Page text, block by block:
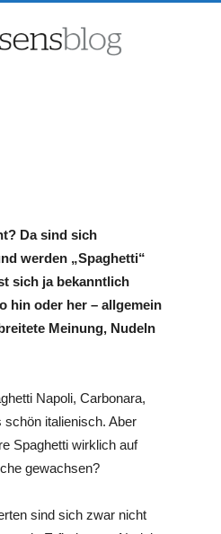
Da sind sich
werden „Spaghetti“
sich ja bekanntlich
hin oder her – allgemein
Meinung, Nudeln
Napoli, Carbonara,
italienisch. Aber
Spaghetti wirklich auf
gewachsen?
sind sich zwar nicht